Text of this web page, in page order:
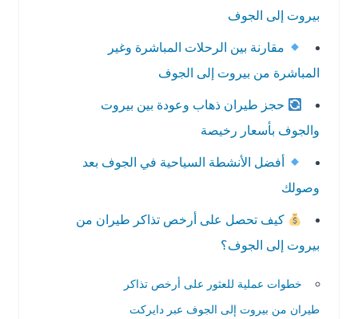
بيروت إلى الجوف
مقارنة بين الرحلات المباشرة وغير
المباشرة من بيروت إلى الجوف
حجز طيران ذهاب وعودة بين بيروت
والجوف بأسعار رخيصة
أفضل الأنشطة السياحية في الجوف بعد
وصولك
كيف تحصل على أرخص تذاكر طيران من
بيروت إلى الجوف؟
خطوات عملية للعثور على أرخص تذاكر
طيران من بيروت إلى الجوف عبر دايركت